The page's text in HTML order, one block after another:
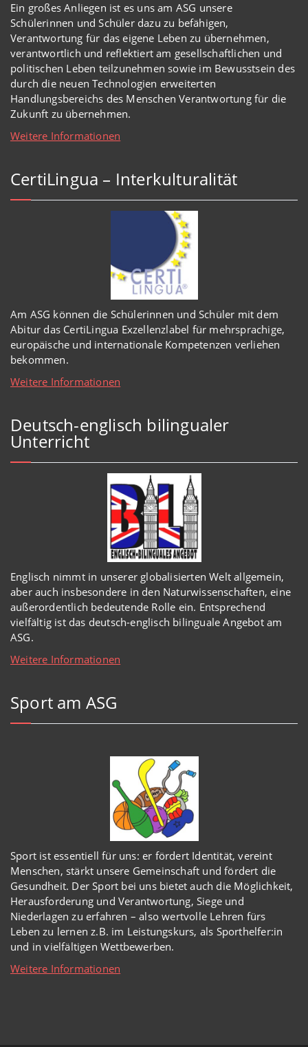
Ein großes Anliegen ist es uns am ASG unsere
Schülerinnen und Schüler dazu zu befähigen,
Verantwortung für das eigene Leben zu übernehmen,
verantwortlich und reflektiert am gesellschaftlichen und
politischen Leben teilzunehmen sowie im Bewusstsein des
durch die neuen Technologien erweiterten
Handlungsbereichs des Menschen Verantwortung für die
Zukunft zu übernehmen.
Weitere Informationen
CertiLingua – Interkulturalität
Am ASG können die Schülerinnen und Schüler mit dem
Abitur das CertiLingua Exzellenzlabel für mehrsprachige,
europäische und internationale Kompetenzen verliehen
bekommen.
Weitere Informationen
Deutsch-englisch bilingualer
Unterricht
Englisch nimmt in unserer globalisierten Welt allgemein,
aber auch insbesondere in den Naturwissenschaften, eine
außerordentlich bedeutende Rolle ein. Entsprechend
vielfältig ist das deutsch-englisch bilinguale Angebot am
ASG.
Weitere Informationen
Sport am ASG
Sport ist essentiell für uns: er fördert Identität, vereint
Menschen, stärkt unsere Gemeinschaft und fördert die
Gesundheit. Der Sport bei uns bietet auch die Möglichkeit,
Herausforderung und Verantwortung, Siege und
Niederlagen zu erfahren – also wertvolle Lehren fürs
Leben zu lernen z.B. im Leistungskurs, als Sporthelfer:in
und in vielfältigen Wettbewerben.
Weitere Informationen